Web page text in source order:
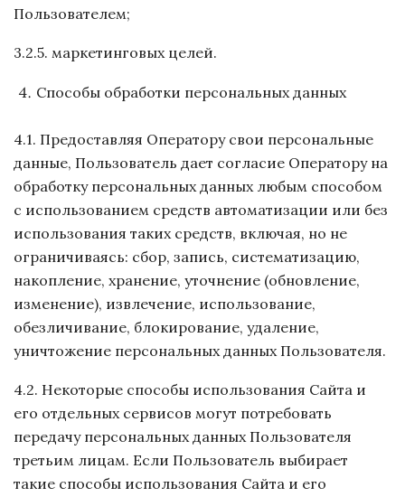
Пользователем;
3.2.5. маркетинговых целей.
Способы обработки персональных данных
4.1. Предоставляя Оператору свои персональные
данные, Пользователь дает согласие Оператору на
обработку персональных данных любым способом
с использованием средств автоматизации или без
использования таких средств, включая, но не
ограничиваясь: сбор, запись, систематизацию,
накопление, хранение, уточнение (обновление,
изменение), извлечение, использование,
обезличивание, блокирование, удаление,
уничтожение персональных данных Пользователя.
4.2. Некоторые способы использования Сайта и
его отдельных сервисов могут потребовать
передачу персональных данных Пользователя
третьим лицам. Если Пользователь выбирает
такие способы использования Сайта и его